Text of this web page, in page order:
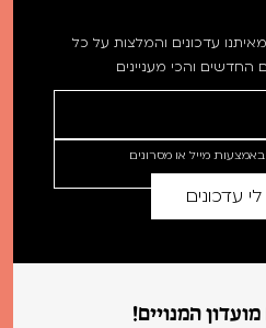
עדכונים והמלצות על כל
החדשים והכי מעניינים
באמצעות מייל או מסרונים
המנויים!